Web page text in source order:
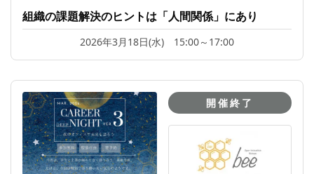
組織の課題解決のヒントは「人間関係」にあり
2026年3月18日(水) 15:00～17:00
開催終了